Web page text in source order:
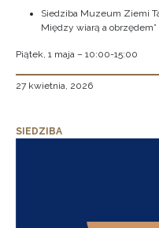
Siedziba Muzeum Ziemi
Między wiarą a obrzędem”
Piątek, 1 maja – 10:00-15:00
27 kwietnia, 2026
SIEDZIBA